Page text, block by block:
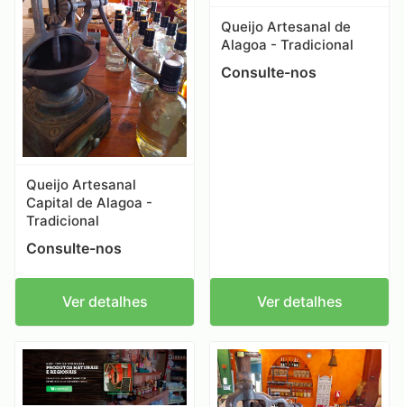
Queijo Artesanal
Capital de Alagoa -
Tradicional
Consulte-nos
Ver detalhes
Queijo Artesanal de
Alagoa - Tradicional
Consulte-nos
Ver detalhes